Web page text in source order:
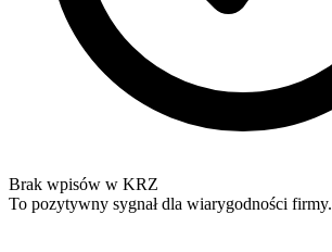
Brak wpisów w KRZ
To pozytywny sygnał dla wiarygodności firmy.